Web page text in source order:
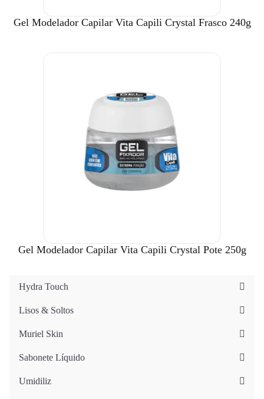
Gel Modelador Capilar Vita Capili Crystal Frasco 240g
Gel Modelador Capilar Vita Capili Crystal Pote 250g
Hydra Touch
Lisos & Soltos
Muriel Skin
Sabonete Líquido
Umidiliz